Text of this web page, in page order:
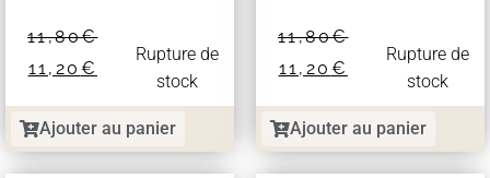
11,80€
11,20 €
Rupture de
stock
Ajouter au panier
11,80€
11,20 €
Rupture de
stock
Ajouter au panier